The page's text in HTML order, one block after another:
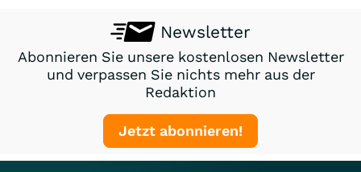
Newsletter
Abonnieren Sie unsere kostenlosen Newsletter
und verpassen Sie nichts mehr aus der
Redaktion
Jetzt abonnieren!